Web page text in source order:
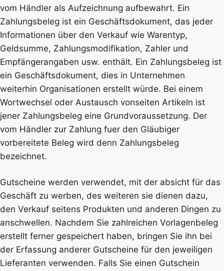
vom Händler als Aufzeichnung aufbewahrt. Ein
Zahlungsbeleg ist ein Geschäftsdokument, das jeder
Informationen über den Verkauf wie Warentyp,
Geldsumme, Zahlungsmodifikation, Zahler und
Empfängerangaben usw. enthält. Ein Zahlungsbeleg ist
ein Geschäftsdokument, dies in Unternehmen
weiterhin Organisationen erstellt würde. Bei einem
Wortwechsel oder Austausch vonseiten Artikeln ist
jener Zahlungsbeleg eine Grundvoraussetzung. Der
vom Händler zur Zahlung fuer den Gläubiger
vorbereitete Beleg wird denn Zahlungsbeleg
bezeichnet.
Gutscheine werden verwendet, mit der absicht für das
Geschäft zu werben, des weiteren sie dienen dazu,
den Verkauf seitens Produkten und anderen Dingen zu
anschwellen. Nachdem Sie zahlreichen Vorlagenbeleg
erstellt ferner gespeichert haben, bringen Sie ihn bei
der Erfassung anderer Gutscheine für den jeweiligen
Lieferanten verwenden. Falls Sie einen Gutschein